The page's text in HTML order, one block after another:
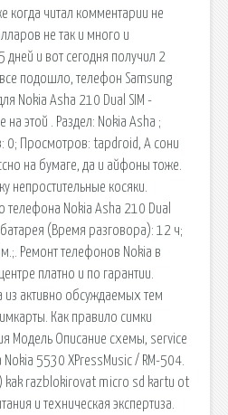
когда читал комментарии не
не так и много и
и вот сегодня получил 2
подошло, телефон Samsung
Nokia Asha 210 Dual SIM -
на этой . Раздел: Nokia Asha ;
0; Просмотров: tapdroid, А сони
на бумаге, да и айфоны тоже.
непростительные косяки.
телефона Nokia Asha 210 Dual
(Время разговора): 12 ч;
Ремонт телефонов Nokia в
платно и по гарантии.
из активно обсуждаемых тем
Как правило симки
Модель Описание схемы, service
5530 XPressMusic / RM-504.
kak razblokirovat micro sd kartu ot
и техническая экспертиза.